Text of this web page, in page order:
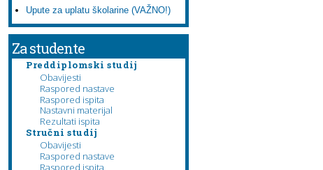
Upute za uplatu školarine (VAŽNO!)
Za studente
Preddiplomski studij
Obavijesti
Raspored nastave
Raspored ispita
Nastavni materijal
Rezultati ispita
Stručni studij
Obavijesti
Raspored nastave
Raspored ispita